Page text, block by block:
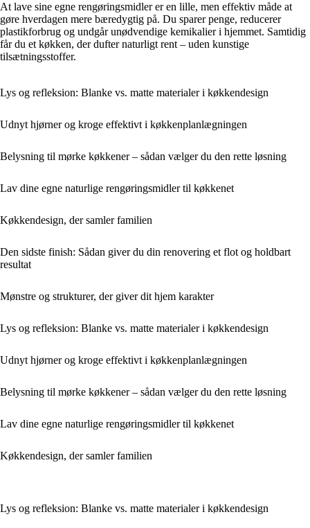
At lave sine egne rengøringsmidler er en lille, men effektiv måde at
gøre hverdagen mere bæredygtig på. Du sparer penge, reducerer
plastikforbrug og undgår unødvendige kemikalier i hjemmet. Samtidig
får du et køkken, der dufter naturligt rent – uden kunstige
tilsætningsstoffer.
Lys og refleksion: Blanke vs. matte materialer i køkkendesign
Udnyt hjørner og kroge effektivt i køkkenplanlægningen
Belysning til mørke køkkener – sådan vælger du den rette løsning
Lav dine egne naturlige rengøringsmidler til køkkenet
Køkkendesign, der samler familien
Den sidste finish: Sådan giver du din renovering et flot og holdbart
resultat
Mønstre og strukturer, der giver dit hjem karakter
Lys og refleksion: Blanke vs. matte materialer i køkkendesign
Udnyt hjørner og kroge effektivt i køkkenplanlægningen
Belysning til mørke køkkener – sådan vælger du den rette løsning
Lav dine egne naturlige rengøringsmidler til køkkenet
Køkkendesign, der samler familien
Lys og refleksion: Blanke vs. matte materialer i køkkendesign